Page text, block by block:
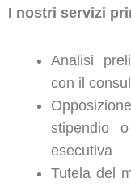
I nostri servizi
Analisi
con il
stipendio
esecutiva
Tutela del